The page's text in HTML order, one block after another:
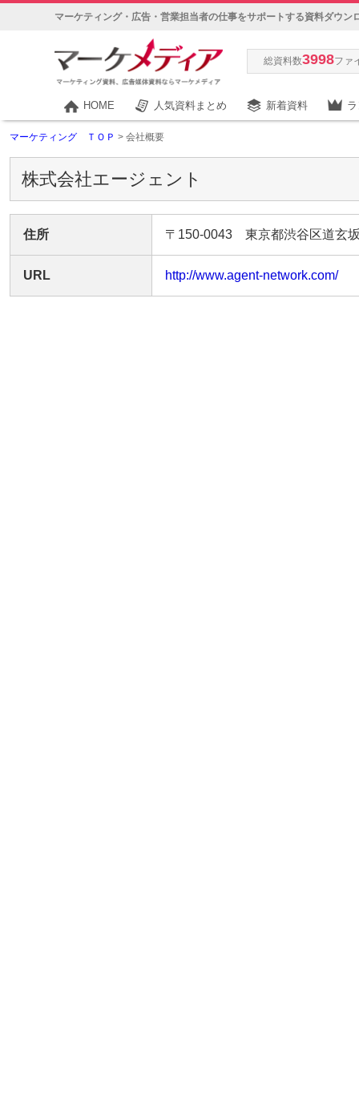
マーケティング・広告・営業担当者の仕事をサポートする資料ダウン
総資料数3998ファ
HOME 人気資料まとめ 新着資料
マーケティング ＴＯＰ > 会社概要
株式会社エージェント
住所 〒150-0043 東京都渋谷区道玄
URL http://www.agent-network.com/